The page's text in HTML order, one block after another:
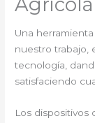
Una
nuestro trabajo,
tecnología,
satisfaciendo
Los dispositivos